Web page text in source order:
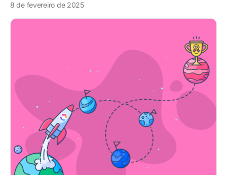
8 de fevereiro de 2025